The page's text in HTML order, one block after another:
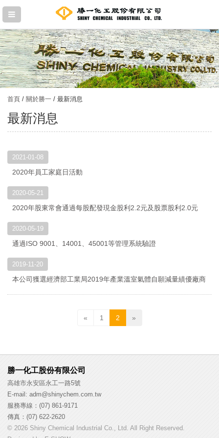
首頁 / 關於勝一 / 最新消息
最新消息
2021-01-08
2020年員工家庭日活動
2020-05-21
2020年股東常會通過每股配發現金股利2.2元及股票股利2.0元
2020-05-19
通過ISO 9001、14001、45001等管理系統驗證
2019-11-20
本公司獲選經濟部工業局2019年產業溫室氣體自願減量績優廠商
« 1 2 »
勝一化工股份有限公司
高雄市永安區永工一路5號
E-mail: adm@shinychem.com.tw
服務專線：(07) 861-9171
傳真：(07) 622-2620
© 2026 Shiny Chemical Industrial Co., Ltd. All Right Reserved.